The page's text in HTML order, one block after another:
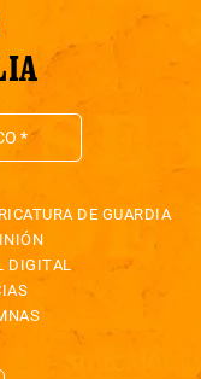
DE GUARDIA
DIGITAL